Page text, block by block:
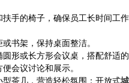
手的椅子，确保员工长时间工作
书架，保持桌面整洁。
形或长方形会议桌，搭配舒适的
会议讨论和展示。
茶几，营造轻松氛围；开放式城